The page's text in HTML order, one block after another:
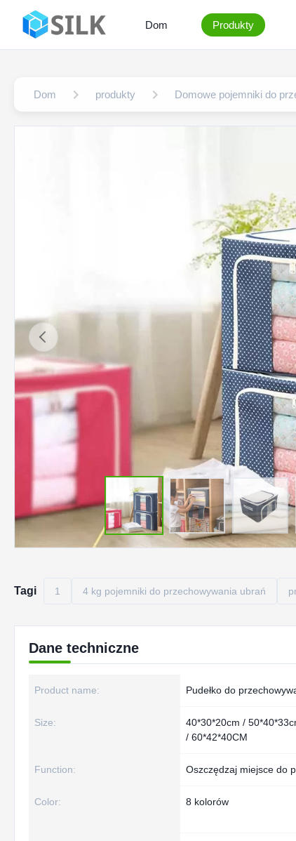
Dom Produkty
Dom produkty Domowe pojemniki do
Tagi 1 4 kg pojemniki do przechowywania ubrań
Dane techniczne
Product name: Pudełko do
Size:
40*30*20cm /
/ 60*42*40CM
Function: Oszczędzaj miejsce do
Color: 8 kolorów